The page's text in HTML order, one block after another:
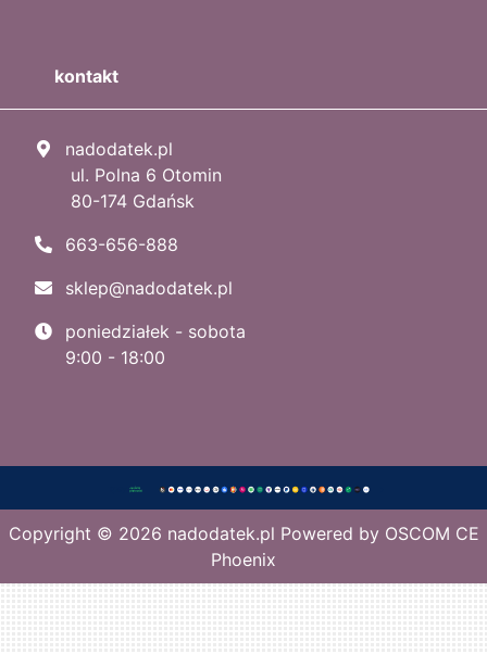
kontakt
nadodatek.pl
ul. Polna 6 Otomin
80-174 Gdańsk
663-656-888
sklep@nadodatek.pl
poniedziałek - sobota
9:00 - 18:00
Copyright © 2026 nadodatek.pl Powered by OSCOM CE
Phoenix